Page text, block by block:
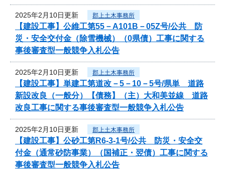
2025年2月10日更新 郡上土木事務所
【建設工事】公維工第55－A101B－05Z号/公共 防
災・安全交付金（除雪機械）（0県債）工事に関する
事後審査型一般競争入札公告
2025年2月10日更新 郡上土木事務所
【建設工事】単建工第道改－5－10－5号/県単 道路
新設改良（一般分）【債務】（主）大和美並線 道路
改良工事に関する事後審査型一般競争入札公告
2025年2月10日更新 郡上土木事務所
【建設工事】公砂工第R6-3-1号/公共 防災・安全交
付金（通常砂防事業）（国補正・翌債）工事に関する
事後審査型一般競争入札公告